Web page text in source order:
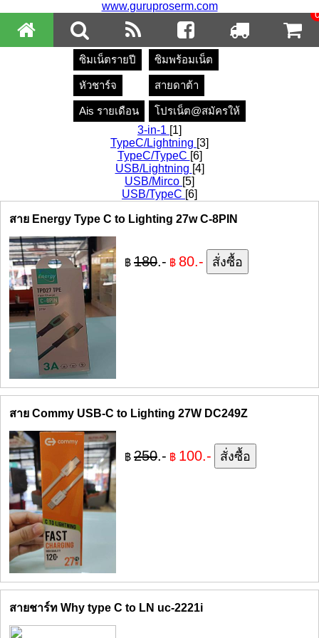
www.guruproserm.com
ซิมเน็ตรายปี ซิมพร้อมเน็ต
หัวชาร์จ สายดาต้า
Ais รายเดือน
โปรเน็ต@สมัครให้
3-in-1 [1]
TypeC/Lightning [3]
TypeC/TypeC [6]
USB/Lightning [4]
USB/Mirco [5]
USB/TypeC [6]
สาย Energy Type C to Lighting 27w C-8PIN
฿ 180.- ฿ 80.-
สาย Commy USB-C to Lighting 27W DC249Z
฿ 250.- ฿ 100.-
สายชาร์ท Why type C to LN uc-2221i